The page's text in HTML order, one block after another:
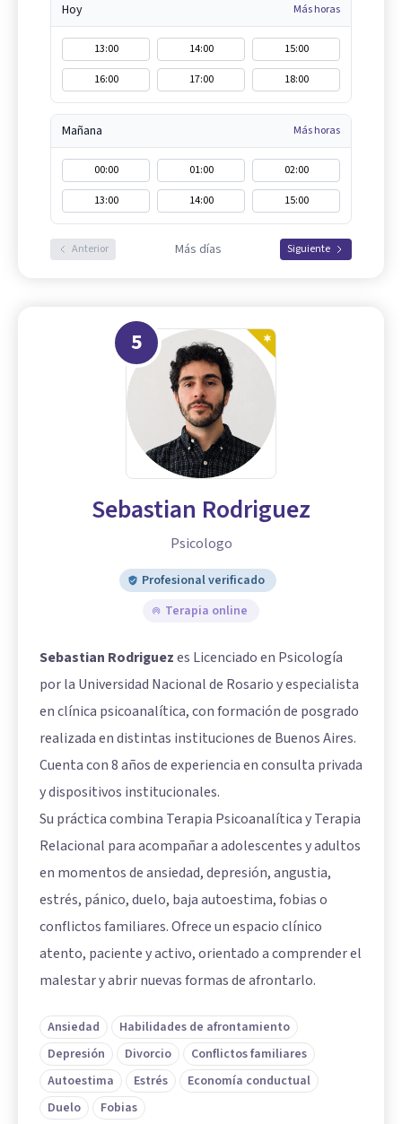
Hoy Más horas
13:00 14:00
15:00
16:00
17:00 18:00
Mañana Más horas
00:00 01:00
02:00
13:00
14:00 15:00
Anterior Más días Siguiente
5
Sebastian Rodriguez
Psicologo
Profesional verificado
Terapia online
Sebastian Rodriguezes Licenciado en Psicología
por la Universidad Nacional de Rosario y especialista
en clínica psicoanalítica, con formación de posgrado
realizada en distintas instituciones de Buenos Aires.
Cuenta con 8 años de experiencia en consulta privada
y dispositivos institucionales.
Su práctica combina Terapia Psicoanalítica y Terapia
Relacional para acompañar a adolescentes y adultos
en momentos de ansiedad, depresión, angustia,
estrés, pánico, duelo, baja autoestima, fobias o
conflictos familiares. Ofrece un espacio clínico
atento, paciente y activo, orientado a comprender el
malestar y abrir nuevas formas de afrontarlo.
Ansiedad
Habilidades de afrontamiento
Depresión
Divorcio
Conflictos familiares
Autoestima
Estrés
Economía conductual
Duelo
Fobias